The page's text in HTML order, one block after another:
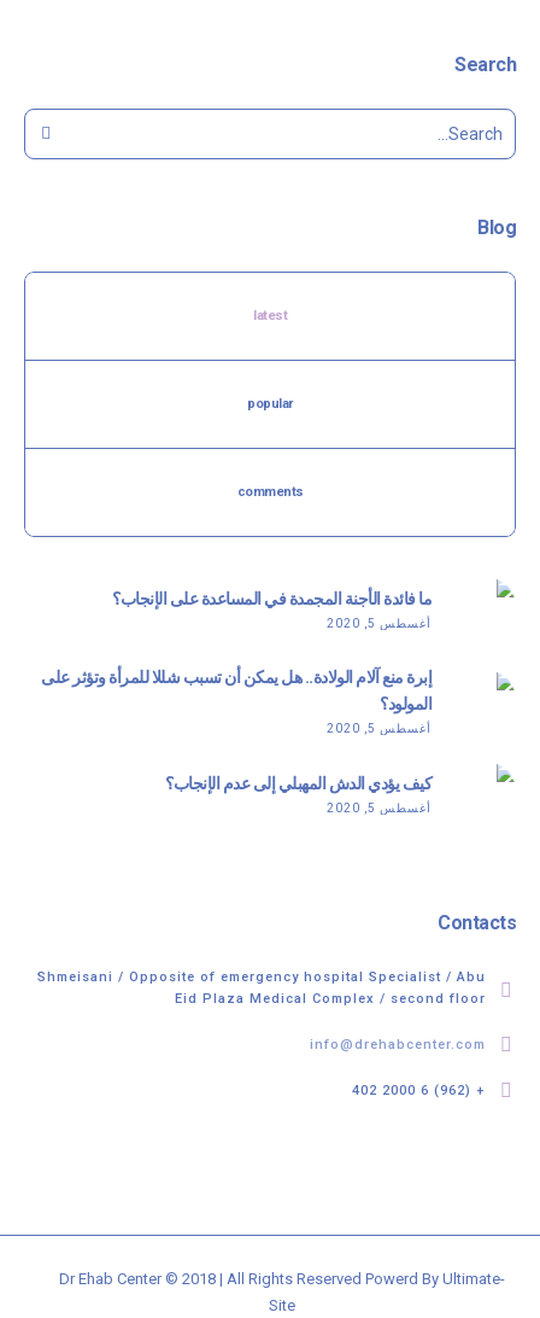
Search
Blog
latest
popular
comments
ما فائدة الأجنة المجمدة في المساعدة على الإنجاب؟
أغسطس 5, 2020
إبرة منع آلام الولادة.. هل يمكن أن تسبب شللا للمرأة وتؤثر على
المولود؟
أغسطس 5, 2020
كيف يؤدي الدش المهبلي إلى عدم الإنجاب؟
أغسطس 5, 2020
Contacts
Shmeisani / Opposite of emergency hospital Specialist / Abu
Eid Plaza Medical Complex / second floor
info@drehabcenter.com
+ (962) 6 2000 402
Dr Ehab Center © 2018 | All Rights Reserved Powerd By Ultimate-
Site